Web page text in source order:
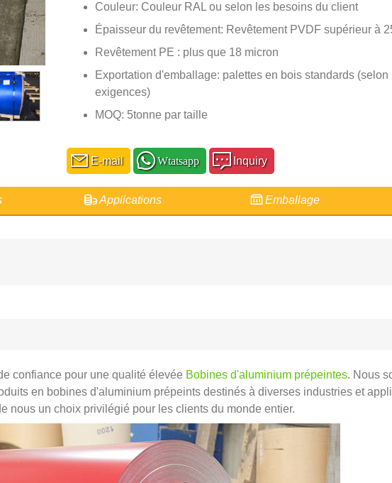
Couleur: Couleur RAL ou selon les besoins du client
Épaisseur du revêtement: Revêtement PVDF supérieur à
Revêtement PE : plus que 18 micron
Exportation d'emballage: palettes en bois standards (selon
exigences)
MOQ: 5tonne par taille
E-mail Wtatsapp Inquiry
Applications Emballage
confiance pour une qualité élevée Bobines d'aluminium prépeintes. Nous
en bobines d'aluminium prépeints destinés à diverses industries et
nous un choix privilégié pour les clients du monde entier.